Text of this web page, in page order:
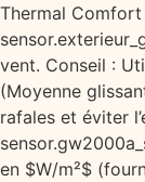
Thermal Comfort
vent. Conseil :
(Moyenne
rafales et éviter
en $W/m²$